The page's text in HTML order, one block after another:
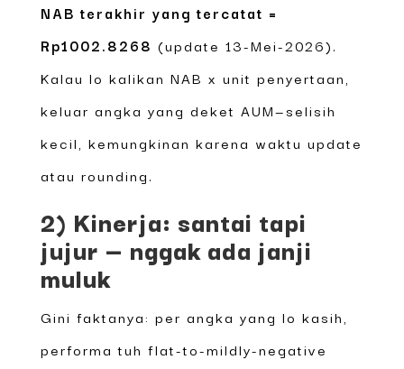
NAB terakhir yang tercatat =
Rp1002.8268 (update 13-Mei-2026).
Kalau lo kalikan NAB x unit penyertaan,
keluar angka yang deket AUM—selisih
kecil, kemungkinan karena waktu update
atau rounding.
2) Kinerja: santai tapi
jujur — nggak ada janji
muluk
Gini faktanya: per angka yang lo kasih,
performa tuh flat-to-mildly-negative